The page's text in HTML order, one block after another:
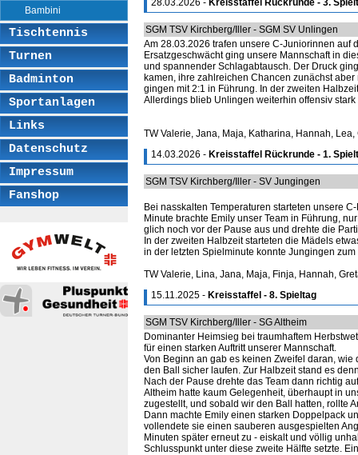
Bambini
Tischtennis
Turnen
Badminton
Sportanlagen
Links
Datenschutz
Impressum
Fanshop
28.03.2026 - Kreisstaffel Rückrunde - 3.
SGM TSV Kirchberg/Iller - SGM SV Unlingen
Am 28.03.2026 trafen unsere C-Juniorinnen auf
Ersatzgeschwächt ging unsere Mannschaft in
und spannender Schlagabtausch. Der Druck
kamen, ihre zahlreichen Chancen zunächst
gingen mit 2:1 in Führung. In der zweiten
Allerdings blieb Unlingen weiterhin offensiv
TW Valerie, Jana, Maja, Katharina, Hannah,
14.03.2026 - Kreisstaffel Rückrunde - 1.
SGM TSV Kirchberg/Iller - SV Jungingen
Bei nasskalten Temperaturen starteten unsere
Minute brachte Emily unser Team in Führung,
glich noch vor der Pause aus und drehte die
In der zweiten Halbzeit starteten die Mädels
in der letzten Spielminute konnte Jungingen
TW Valerie, Lina, Jana, Maja, Finja, Hannah,
15.11.2025 - Kreisstaffel - 8. Spieltag
SGM TSV Kirchberg/Iller - SG Altheim
Dominanter Heimsieg bei traumhaftem
für einen starken Auftritt unserer Mannschaft.
Von Beginn an gab es keinen Zweifel daran,
den Ball sicher laufen. Zur Halbzeit stand es
Nach der Pause drehte das Team dann richtig
Altheim hatte kaum Gelegenheit, überhaupt in
zugestellt, und sobald wir den Ball hatten, rollte
Dann machte Emily einen starken Doppelpack
vollendete sie einen sauberen ausgespielten
Minuten später erneut zu - eiskalt und völlig
Schlusspunkt unter diese zweite Hälfte setzte.